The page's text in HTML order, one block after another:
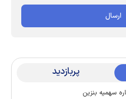
پربازدید
سهمیه بنزین